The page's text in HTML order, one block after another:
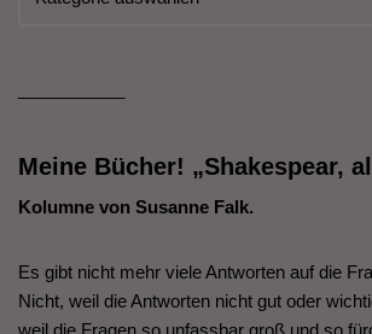
Meine Bücher! „Shakespear,
Kolumne von Susanne Falk.
Es gibt nicht mehr viele Antworten auf die
Nicht, weil die Antworten nicht gut oder